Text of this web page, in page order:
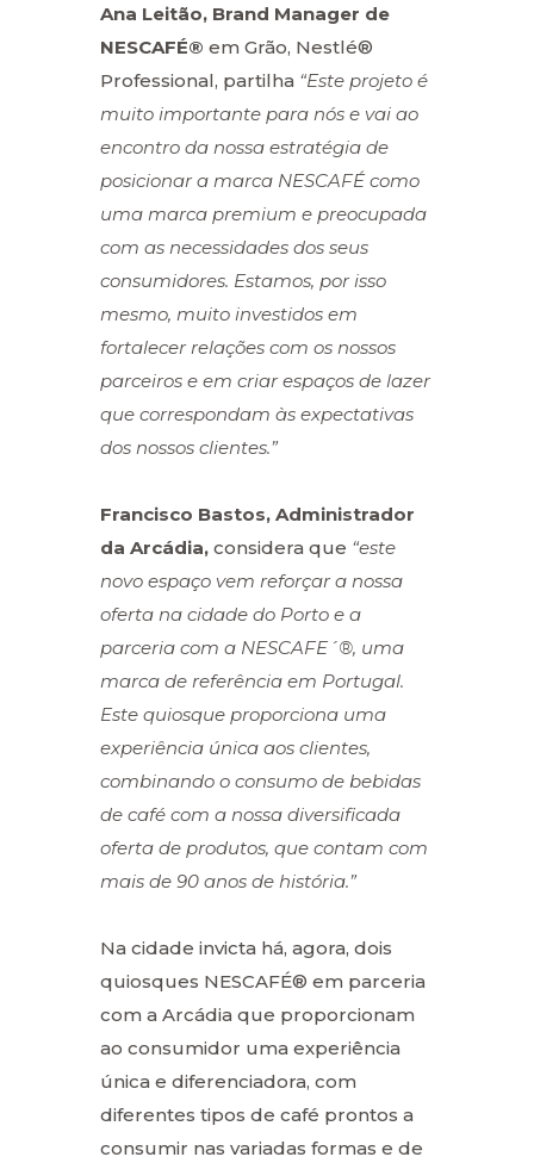
Ana Leitão, Brand Manager de
NESCAFÉ® em Grão, Nestlé®
Professional, partilha “Este projeto é
muito importante para nós e vai ao
encontro da nossa estratégia de
posicionar a marca NESCAFÉ como
uma marca premium e preocupada
com as necessidades dos seus
consumidores. Estamos, por isso
mesmo, muito investidos em
fortalecer relações com os nossos
parceiros e em criar espaços de lazer
que correspondam às expectativas
dos nossos clientes.”
Francisco Bastos, Administrador
da Arcádia, considera que “este
novo espaço vem reforçar a nossa
oferta na cidade do Porto e a
parceria com a NESCAFE´®, uma
marca de referência em Portugal.
Este quiosque proporciona uma
experiência única aos clientes,
combinando o consumo de bebidas
de café com a nossa diversificada
oferta de produtos, que contam com
mais de 90 anos de história.”
Na cidade invicta há, agora, dois
quiosques NESCAFÉ® em parceria
com a Arcádia que proporcionam
ao consumidor uma experiência
única e diferenciadora, com
diferentes tipos de café prontos a
consumir nas variadas formas e de